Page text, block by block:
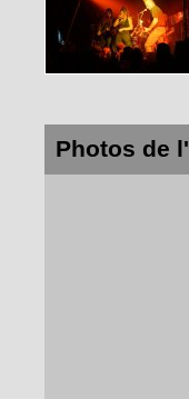
Photos de l'